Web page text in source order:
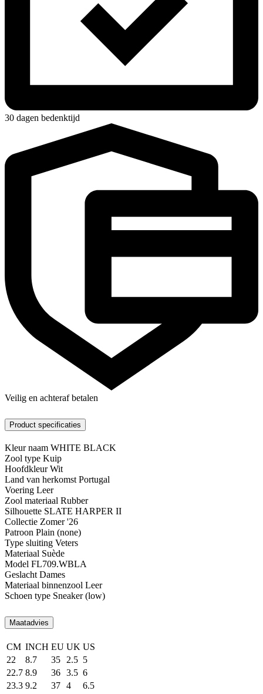
30 dagen bedenktijd
Veilig en achteraf betalen
Product specificaties
Kleur naam WHITE BLACK
Zool type Kuip
HoofdkleurWit
Land van herkomst Portugal
Voering Leer
Zool materiaal Rubber
Silhouette SLATE HARPER II
Collectie Zomer '26
Patroon Plain (none)
Type sluiting Veters
Materiaal Suède
Model FL709.WBLA
Geslacht Dames
Materiaal binnenzool Leer
Schoen type Sneaker (low)
Maatadvies
CM INCH EU UK US
22
8.7 35 2.5 5
22.7 8.9 36 3.5 6
23.3 9.2 37 4
6.5